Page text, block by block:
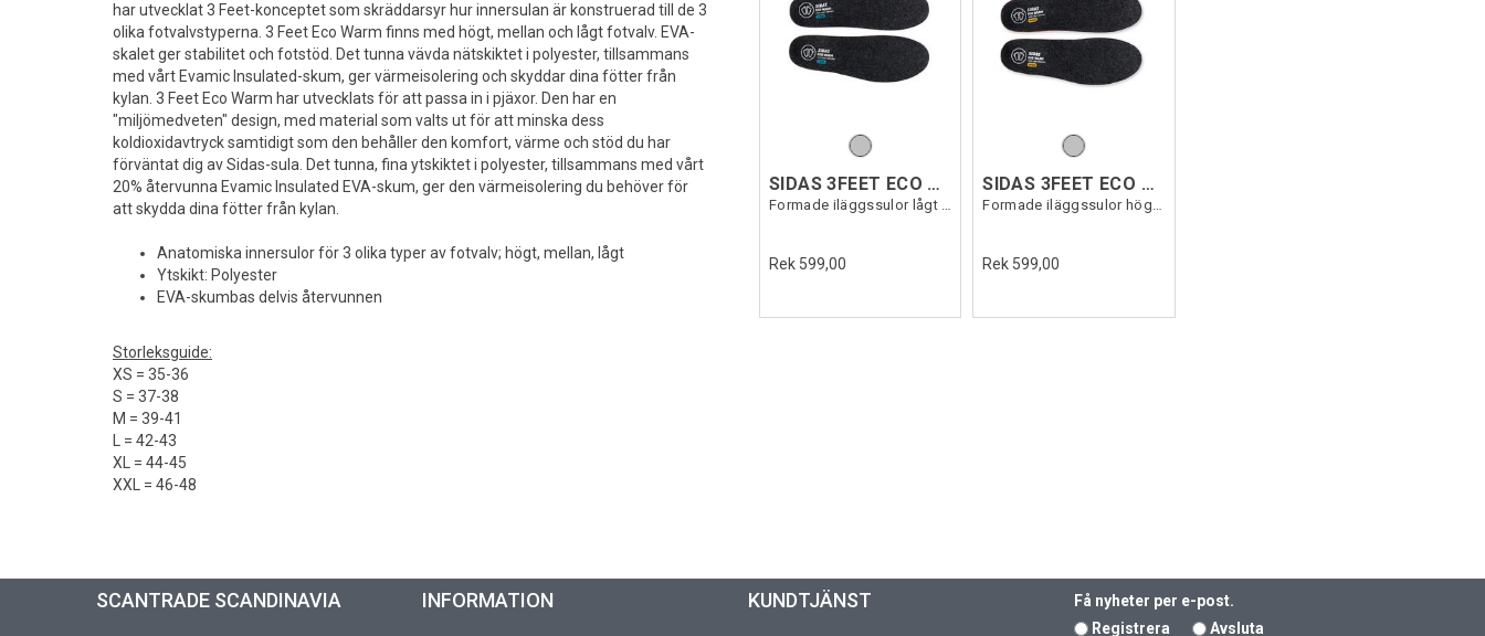
har utvecklat 3 Feet-konceptet som skräddarsyr hur innersulan är konstruerad till de 3
olika fotvalvstyperna. 3 Feet Eco Warm finns med högt, mellan och lågt fotvalv. EVA-
skalet ger stabilitet och fotstöd. Det tunna vävda nätskiktet i polyester, tillsammans
med vårt Evamic Insulated-skum, ger värmeisolering och skyddar dina fötter från
kylan. 3 Feet Eco Warm har utvecklats för att passa in i pjäxor. Den har en
"miljömedveten" design, med material som valts ut för att minska dess
koldioxidavtryck samtidigt som den behåller den komfort, värme och stöd du har
förväntat dig av Sidas-sula. Det tunna, fina ytskiktet i polyester, tillsammans med vårt
20% återvunna Evamic Insulated EVA-skum, ger den värmeisolering du behöver för
att skydda dina fötter från kylan.
Anatomiska innersulor för 3 olika typer av fotvalv; högt, mellan, lågt
Ytskikt: Polyester
EVA-skumbas delvis återvunnen
Storleksguide:
XS = 35-36
S = 37-38
M = 39-41
L = 42-43
XL = 44-45
XXL = 46-48
SIDAS 3FEET ECO WARM LOW
Formade iläggssulor lågt fotvalv
Rek 599,00
SIDAS 3FEET ECO WARM HIGH
Formade iläggssulor högt fotvalv
Rek 599,00
SCANTRADE SCANDINAVIA INFORMATION KUNDTJÄNST
Få nyheter per e-post.
Registrera
Avsluta